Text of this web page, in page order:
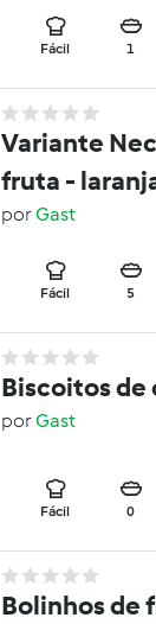
Fácil 1
Variante
fruta -
porGast
Fácil 5
Biscoitos de
porGast
Fácil 0
Bolinhos de